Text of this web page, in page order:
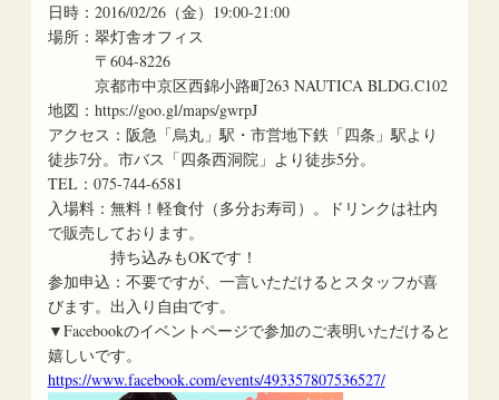
日時：2016/02/26（金）19:00-21:00
場所：翠灯舎オフィス
〒604-8226
京都市中京区西錦小路町263 NAUTICA BLDG.C102
地図：https://goo.gl/maps/gwrpJ
アクセス：阪急「烏丸」駅・市営地下鉄「四条」駅より
徒歩7分。市バス「四条西洞院」より徒歩5分。
TEL：075-744-6581
入場料：無料！軽食付（多分お寿司）。ドリンクは社内
で販売しております。
持ち込みもOKです！
参加申込：不要ですが、一言いただけるとスタッフが喜
びます。出入り自由です。
▼Facebookのイベントページで参加のご表明いただけると
嬉しいです。
https://www.facebook.com/events/493357807536527/